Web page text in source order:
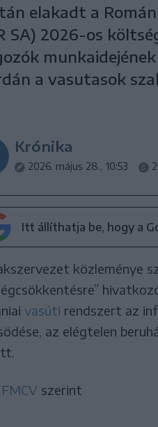
elakadt a
SA) 2026-os
a vasutasok
Krónika
2026. május 28., 10:53
Itt állíthatja be, hogy a
közleménye
vasúti rendszert az
az elégtelen
szerint